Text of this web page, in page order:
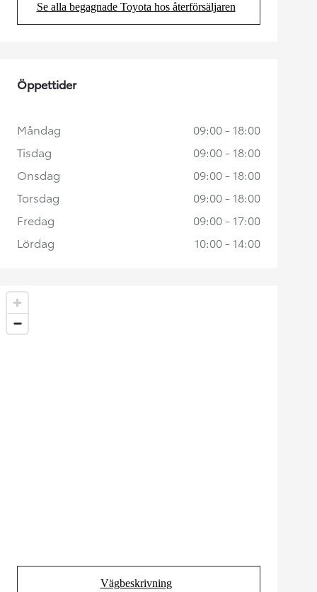
Se alla begagnade Toyota hos återförsäljaren
(Opens in new tab)
Vägbeskrivning
Öppettider
Måndag
09:00 - 18:00
Tisdag
09:00 - 18:00
Onsdag
09:00 - 18:00
Torsdag
09:00 - 18:00
Fredag
09:00 - 17:00
Lördag
10:00 - 14:00